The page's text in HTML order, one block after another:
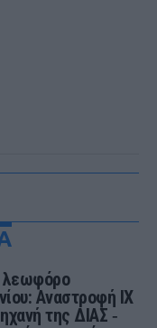
λεωφόρο
Αναστροφή ΙΧ
της ΔΙΑΣ ‑